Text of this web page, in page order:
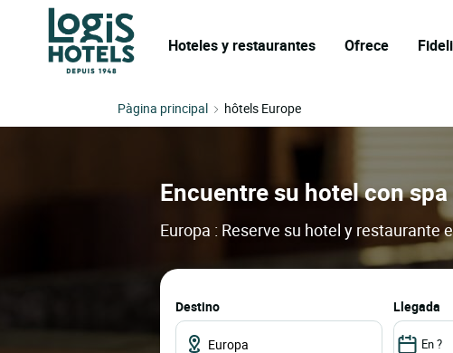
Hoteles y restaurantes Ofrece
Pàgina principal hôtels Europe
Encuentre su hotel con spa
Europa : Reserve su hotel y restaurante
Destino llegada